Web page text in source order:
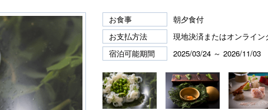
お食事
朝夕食付
お支払方法
現地決済またはオンライン
宿泊可能期間
2025/03/24 ～ 2026/11/03